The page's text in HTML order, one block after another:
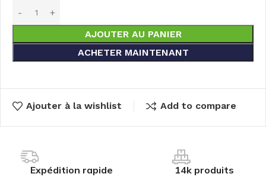
AJOUTER AU PANIER
ACHETER MAINTENANT
Ajouter à la wishlist Add to compare
Expédition rapide 14k produits